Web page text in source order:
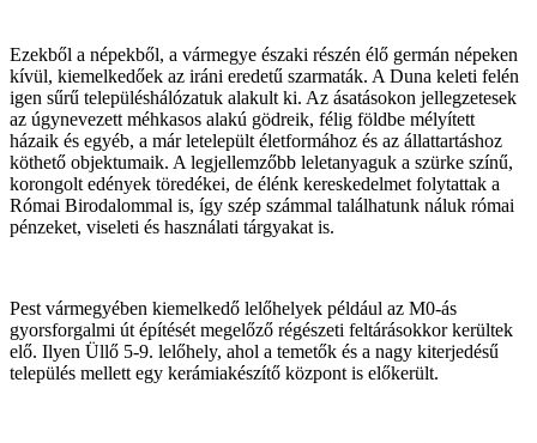
Ezekből a népekből, a vármegye északi részén élő germán népeken
kívül, kiemelkedőek az iráni eredetű szarmaták. A Duna keleti felén
igen sűrű településhálózatuk alakult ki. Az ásatásokon jellegzetesek
az úgynevezett méhkasos alakú gödreik, félig földbe mélyített
házaik és egyéb, a már letelepült életformához és az állattartáshoz
köthető objektumaik. A legjellemzőbb leletanyaguk a szürke színű,
korongolt edények töredékei, de élénk kereskedelmet folytattak a
Római Birodalommal is, így szép számmal találhatunk náluk római
pénzeket, viseleti és használati tárgyakat is.
Pest vármegyében kiemelkedő lelőhelyek például az M0-ás
gyorsforgalmi út építését megelőző régészeti feltárásokkor kerültek
elő. Ilyen Üllő 5-9. lelőhely, ahol a temetők és a nagy kiterjedésű
település mellett egy kerámiakészítő központ is előkerült.